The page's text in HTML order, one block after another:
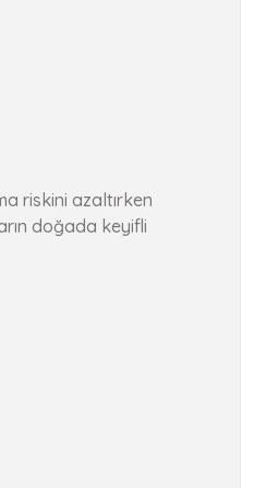
riskini azaltırken
doğada keyifli